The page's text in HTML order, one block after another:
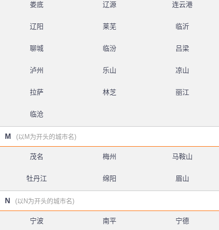
娄底 辽源 连云港
辽阳 莱芜 临沂
聊城 临汾 吕梁
泸州 乐山 凉山
拉萨 林芝 丽江
临沧
M (以M为开头的城市名)
茂名 梅州 马鞍山
牡丹江 绵阳 眉山
N (以N为开头的城市名)
宁波 南平 宁德